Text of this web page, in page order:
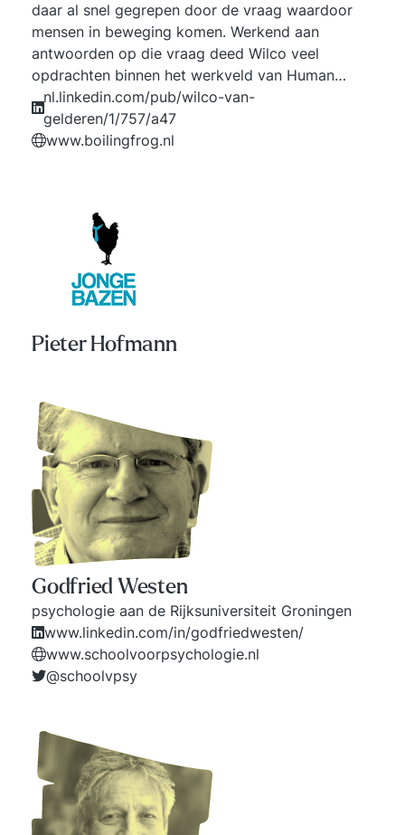
daar al snel gegrepen door de vraag waardoor
mensen in beweging komen. Werkend aan
antwoorden op die vraag deed Wilco veel
opdrachten binnen het werkveld van Human
Resource Development (HRD). Wat daarin
voortdurend centraal staat is het meekrijgen van
mensen. Wie die kunst beheerst, heeft het
nl.linkedin.com/pub/wilco-van-
gelderen/1/757/a47
www.boilingfrog.nl
Pieter Hofmann
Godfried Westen
psychologie aan de Rijksuniversiteit Groningen
www.linkedin.com/in/godfriedwesten/
www.schoolvoorpsychologie.nl
@schoolvpsy